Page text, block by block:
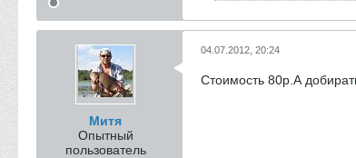
Митя
Опытный
пользователь
04.07.2012, 20:24
Стоимость 80р.А